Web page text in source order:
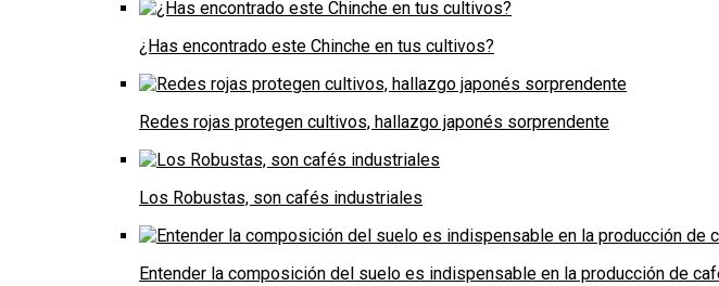
¿Has encontrado este Chinche en tus cultivos?
Redes rojas protegen cultivos, hallazgo japonés sorprendente
Los Robustas, son cafés industriales
Entender la composición del suelo es indispensable en la producción de